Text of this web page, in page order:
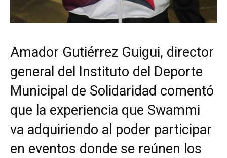
Amador Gutiérrez Guigui, director
general del Instituto del Deporte
Municipal de Solidaridad comentó
que la experiencia que Swammi
va adquiriendo al poder participar
en eventos donde se reúnen los